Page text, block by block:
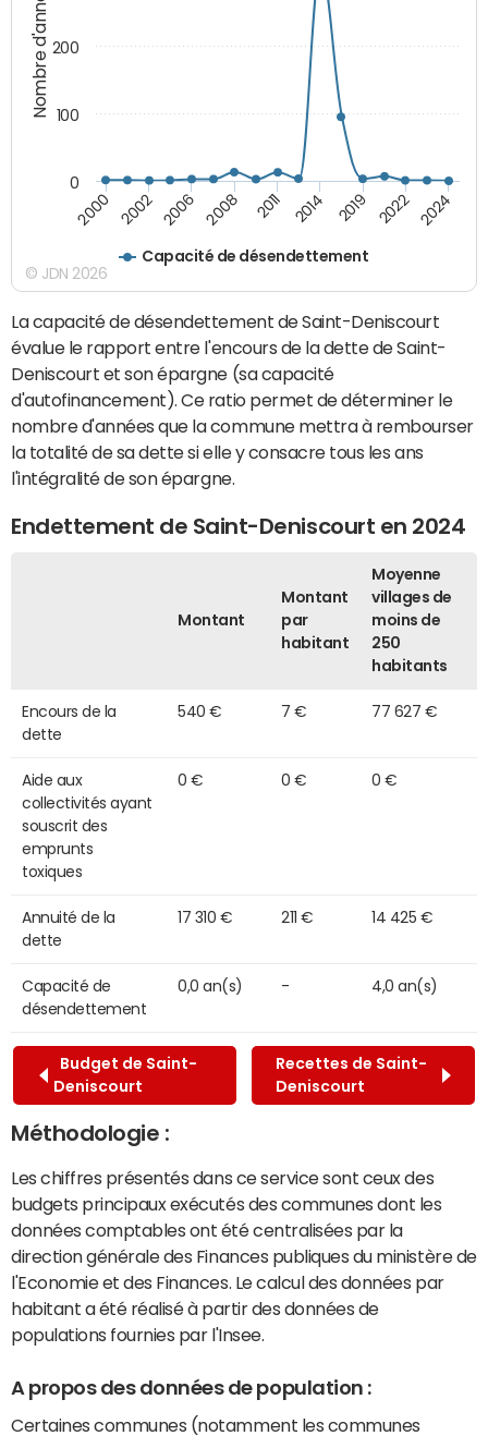
Nombre d'années
Capacité de désendettement
2000 2002 2006 2008 2011 2014 2019 2022 2024
0
100
200
© JDN 2026
La capacité de désendettement de Saint-Deniscourt
évalue le rapport entre l'encours de la dette de Saint-
Deniscourt et son épargne (sa capacité
d'autofinancement). Ce ratio permet de déterminer le
nombre d'années que la commune mettra à rembourser
la totalité de sa dette si elle y consacre tous les ans
l'intégralité de son épargne.
Endettement de Saint-Deniscourt en 2024
Montant
Montant
par
habitant
Moyenne
villages de
moins de
250
habitants
Encours de la
dette
540 € 7 € 77 627 €
Aide aux
collectivités ayant
souscrit des
emprunts
toxiques
0 € 0 € 0 €
Annuité de la
dette
17 310 € 211 € 14 425 €
Capacité de
désendettement
0,0 an(s) - 4,0 an(s)
Budget de Saint-
Deniscourt
Recettes de Saint-
Deniscourt
Méthodologie :
Les chiffres présentés dans ce service sont ceux des
budgets principaux exécutés des communes dont les
données comptables ont été centralisées par la
direction générale des Finances publiques du ministère de
l'Economie et des Finances. Le calcul des données par
habitant a été réalisé à partir des données de
populations fournies par l'Insee.
A propos des données de population :
Certaines communes (notamment les communes